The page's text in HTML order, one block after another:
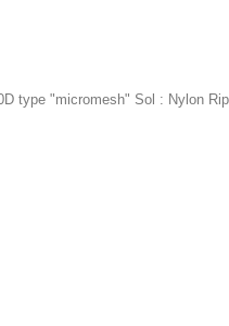
type "micromesh" Sol : Nylon